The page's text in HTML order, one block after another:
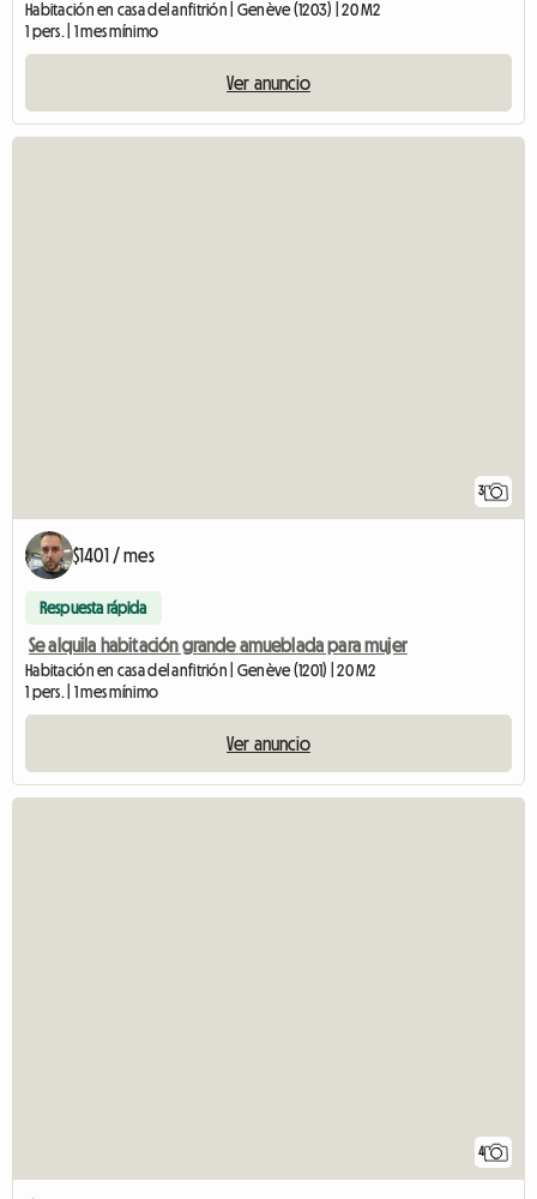
Habitación en casa del anfitrión | Genève (1203) | 20 M2
1 pers. | 1 mes mínimo
Ver anuncio
3
$1401 / mes
Respuesta rápida
Se alquila habitación grande amueblada para mujer
Habitación en casa del anfitrión | Genève (1201) | 20 M2
1 pers. | 1 mes mínimo
Ver anuncio
4